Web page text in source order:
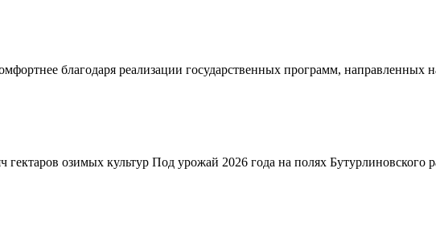
благодаря реализации государственных программ,
озимых культур Под урожай 2026 года на полях Бутурлиновского